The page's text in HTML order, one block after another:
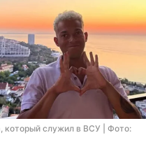
который служил в ВСУ | Фото: